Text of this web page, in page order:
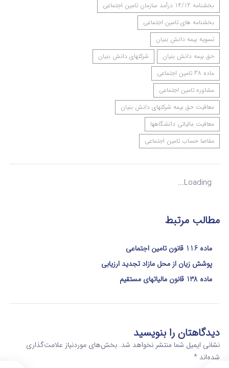
بخشنامه 14/12 درآمد سازمان تامین اجتماعی
بخشنامه های تامین اجتماعی
تسویه بیمه دانش بنیان
حق بیمه دانش بنیان
شرکتهای دانش بنیان
ماده 38 تامین اجتماعی
مشاوره تامین اجتماعی
معافیت حق بیمه شرکتهای دانش بنیان
معافیت مالیاتی دانشگاهها
مفاصا حساب تامین اجتماعی
Loading...
مطالب مرتبط
ماده 116 قانون تامین اجتماعی
پوشش زیان از محل مازاد تجدید ارزیابی
ماده 138 قانون مالیاتهای مستقیم
دیدگاهتان را بنویسید
نشانی ایمیل شما منتشر نخواهد شد. بخش‌های موردنیاز علامت‌گذاری
شده‌اند *